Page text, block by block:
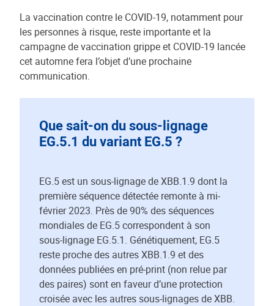
La vaccination contre le COVID-19, notamment pour
les personnes à risque, reste importante et la
campagne de vaccination grippe et COVID-19 lancée
cet automne fera l’objet d’une prochaine
communication.
Que sait-on du sous-lignage
EG.5.1 du variant EG.5 ?
EG.5 est un sous-lignage de XBB.1.9 dont la
première séquence détectée remonte à mi-
février 2023. Près de 90% des séquences
mondiales de EG.5 correspondent à son
sous-lignage EG.5.1. Génétiquement, EG.5
reste proche des autres XBB.1.9 et des
données publiées en pré-print (non relue par
des paires) sont en faveur d’une protection
croisée avec les autres sous-lignages de XBB.